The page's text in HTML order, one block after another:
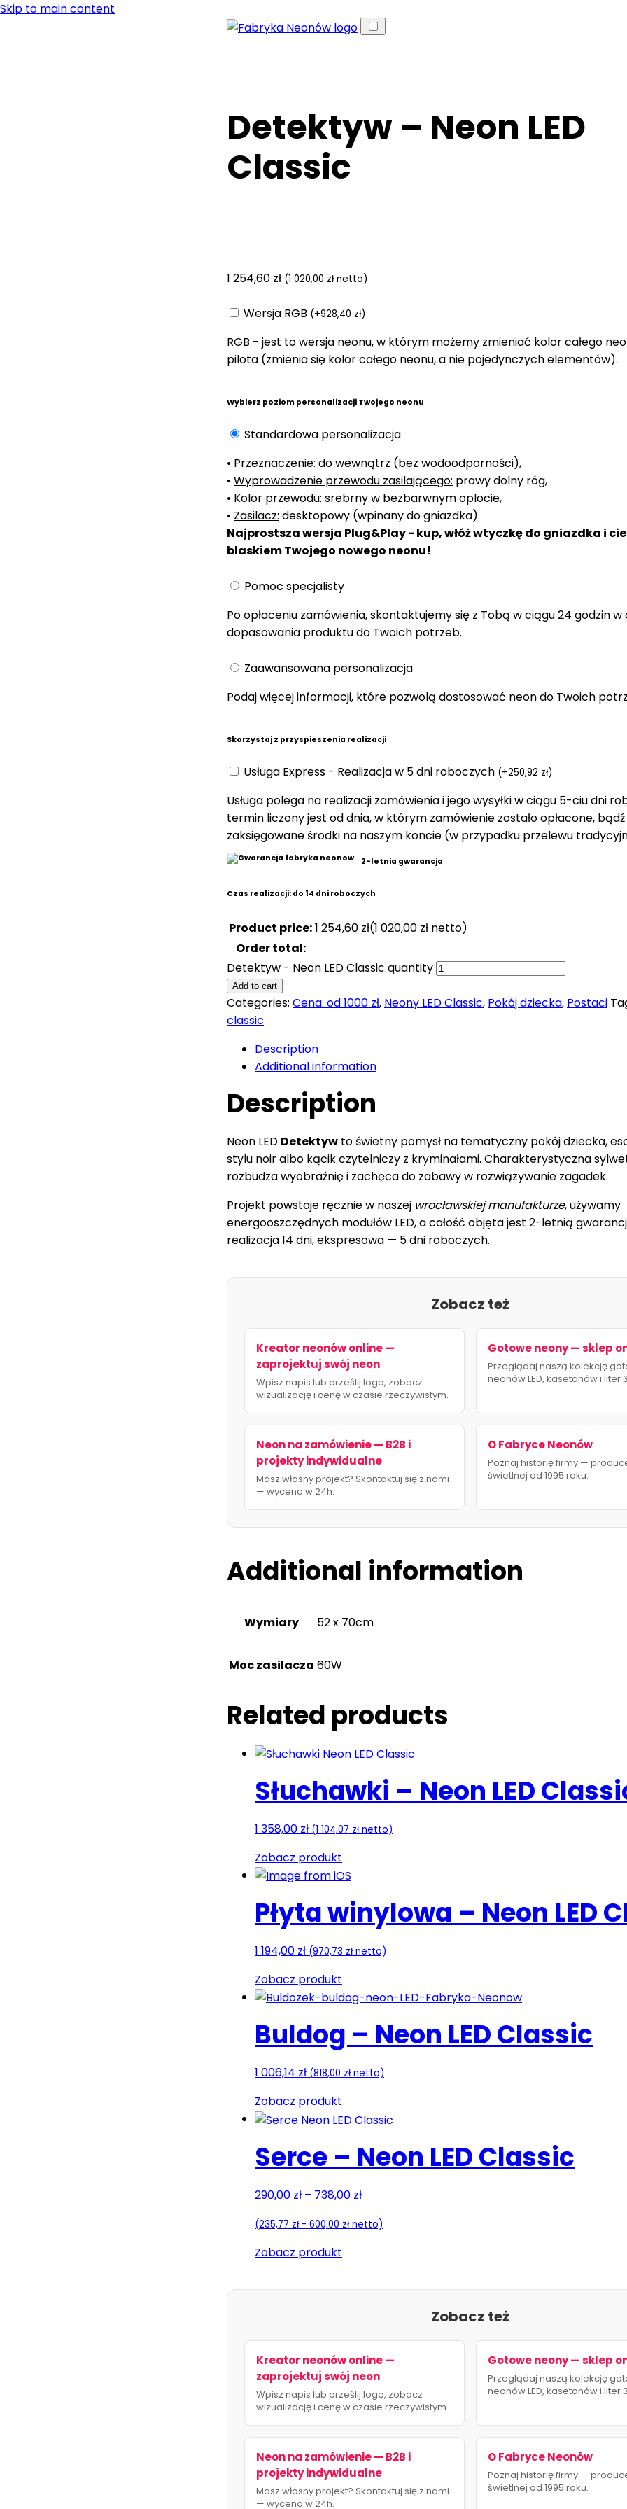
Skip to main content
Detektyw – Neon LED
Classic
1 254,60 zł (1 020,00 złnetto)
Wersja RGB (+928,40 zł)
RGB - jest to wersja neonu, w którym możemy zmieniać kolor całego
pilota (zmienia się kolor całego neonu, a nie pojedynczych elementów).
Wybierz poziom personalizacji Twojego neonu
Standardowa personalizacja
• Przeznaczenie: do wewnątrz (bez wodoodporności),
• Wyprowadzenie przewodu zasilającego: prawy dolny róg,
• Kolor przewodu: srebrny w bezbarwnym oplocie,
• Zasilacz: desktopowy (wpinany do gniazdka).
Najprostsza wersja Plug&Play - kup, włóż wtyczkę do gniazdka i
blaskiem Twojego nowego neonu!
Pomoc specjalisty
Po opłaceniu zamówienia, skontaktujemy się z Tobą w ciągu 24 godzin w
dopasowania produktu do Twoich potrzeb.
Zaawansowana personalizacja
Podaj więcej informacji, które pozwolą dostosować neon do Twoich
Skorzystaj z przyspieszenia realizacji
Usługa Express - Realizacja w 5 dni roboczych (+250,92 zł)
Usługa polega na realizacji zamówienia i jego wysyłki w ciągu 5-ciu dni
termin liczony jest od dnia, w którym zamówienie zostało opłacone, bądź
zaksięgowane środki na naszym koncie (w przypadku przelewu
2-letnia gwarancja
Czas realizacji: do 14 dni roboczych
Product price:1 254,60 zł(1 020,00 zł netto)
Order total:
Detektyw - Neon LED Classic quantity
Add to cart
Categories: Cena: od 1000 zł, Neony LED Classic, Pokój dziecka, Postaci
classic
Description
Additional information
Description
Neon LED Detektyw to świetny pomysł na tematyczny pokój dziecka,
stylu noir albo kącik czytelniczy z kryminałami. Charakterystyczna
rozbudza wyobraźnię i zachęca do zabawy w rozwiązywanie zagadek.
Projekt powstaje ręcznie w naszej wrocławskiej manufakturze, używamy
energooszczędnych modułów LED, a całość objęta jest 2-letnią
realizacja 14 dni, ekspresowa — 5 dni roboczych.
Zobacz też
Kreator neonów online —
zaprojektuj swój neon
Wpisz napis lub prześlij logo, zobacz
wizualizację i cenę w czasie rzeczywistym.
Gotowe neony — sklep
Przeglądaj naszą kolekcję
neonów LED, kasetonów i liter
Neon na zamówienie — B2B i
projekty indywidualne
Masz własny projekt? Skontaktuj się z nami
— wycena w 24h.
O Fabryce Neonów
Poznaj historię firmy —
świetlnej od 1995 roku.
Additional information
Wymiary 52 x 70cm
Moc zasilacza 60W
Related products
Słuchawki – Neon LED
1 358,00 zł (1 104,07 złnetto)
Zobacz produkt
Płyta winylowa – Neon LED
1 194,00 zł (970,73 złnetto)
Zobacz produkt
Buldog – Neon LED Classic
1 006,14 zł (818,00 złnetto)
Zobacz produkt
Serce – Neon LED Classic
290,00 zł – 738,00 zł
(235,77 zł- 600,00 złnetto)
Zobacz produkt
Zobacz też
Kreator neonów online —
zaprojektuj swój neon
Wpisz napis lub prześlij logo, zobacz
wizualizację i cenę w czasie rzeczywistym.
Gotowe neony — sklep
Przeglądaj naszą kolekcję
neonów LED, kasetonów i liter
Neon na zamówienie — B2B i
projekty indywidualne
Masz własny projekt? Skontaktuj się z nami
— wycena w 24h.
O Fabryce Neonów
Poznaj historię firmy —
świetlnej od 1995 roku.